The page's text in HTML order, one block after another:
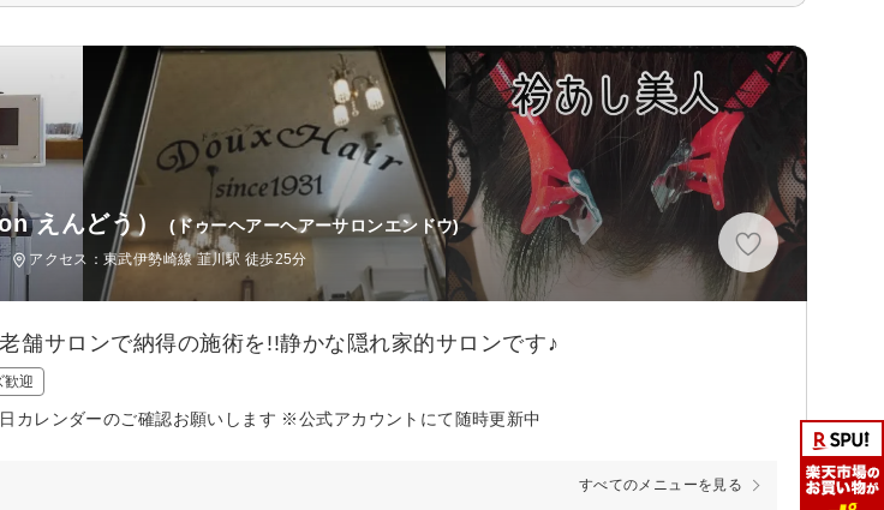
えんどう） (ドゥーヘアーヘアーサロンエンドウ)
アクセス：東武伊勢崎線 韮川駅 徒歩25分
舗サロンで納得の施術を!!静かな隠れ家的サロンです♪
歓迎
レンダーのご確認お願いします ※公式アカウントにて随時更新中
すべてのメニューを見る